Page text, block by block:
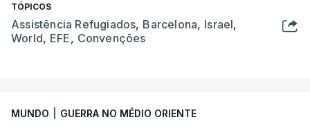
TÓPICOS
Assistência Refugiados, Barcelona, Israel,
World, EFE, Convenções
MUNDO GUERRA NO MÉDIO ORIENTE